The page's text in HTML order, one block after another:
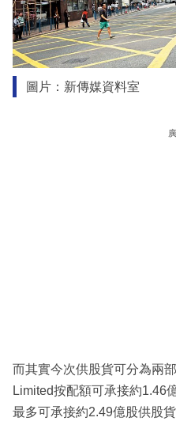
圖片：新傳媒資料室
而其實今次供股貨可分為兩
Limited按配額可承接約1.46
最多可承接約2.49億股供股